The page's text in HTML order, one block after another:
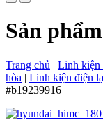
Sản phẩm
Trang chủ | Linh kiện
hòa | Linh kiện điện
#b19239916